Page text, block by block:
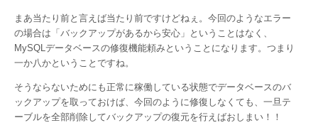
まあ当たり前と言えば当たり前ですけどねぇ。今回のようなエラー
の場合は「バックアップがあるから安心」ということはなく、
MySQLデータベースの修復機能頼みということになります。つまり
一か八かということですね。
そうならないためにも正常に稼働している状態でデータベースのバ
ックアップを取っておけば、今回のように修復しなくても、一旦テ
ーブルを全部削除してバックアップの復元を行えばおしまい！！